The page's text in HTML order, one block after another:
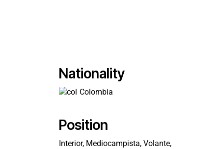
Nationality
Colombia
Position
Interior, Mediocampista, Volante,